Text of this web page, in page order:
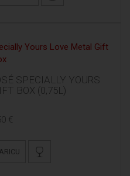
SPECIALLY YOURS
BOX (0,75L)
€